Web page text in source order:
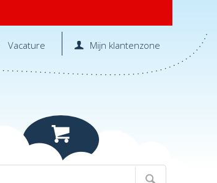
Vacature Mijn klantenzone